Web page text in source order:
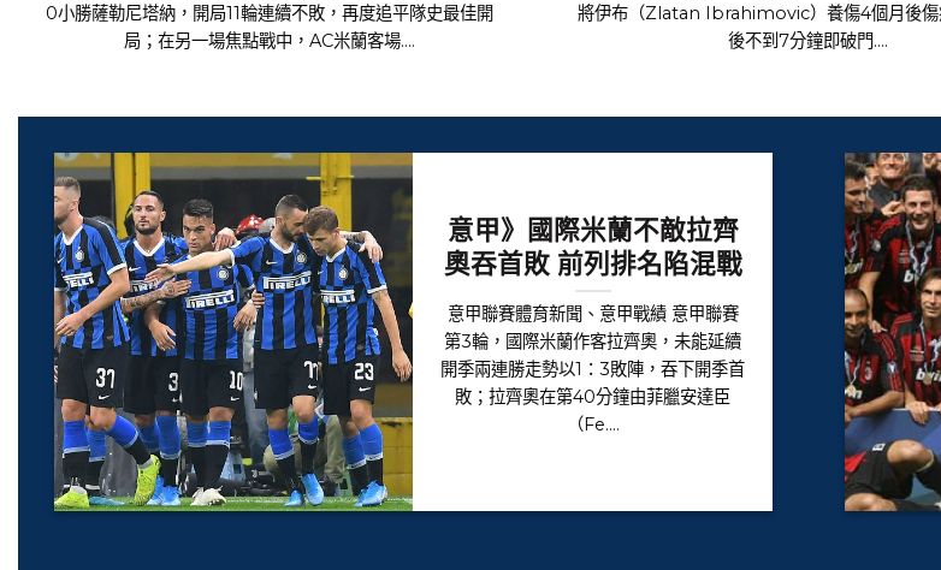
0小勝薩勒尼塔納，開局11輪連續不敗，再度追平隊史最佳開
局；在另一場焦點戰中，AC米蘭客場....
將伊布（Zlatan Ibrahimovic）養傷4個月後傷
後不到7分鐘即破門....
意甲》國際米蘭不敵拉齊
奧吞首敗 前列排名陷混戰
意甲聯賽體育新聞、意甲戰績 意甲聯賽
第3輪，國際米蘭作客拉齊奧，未能延續
開季兩連勝走勢以1：3敗陣，吞下開季首
敗；拉齊奧在第40分鐘由菲臘安達臣
（Fe....